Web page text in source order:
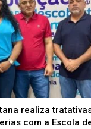
realiza
com a Escola